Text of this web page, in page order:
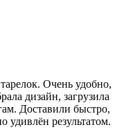
Очень удобно,
дизайн, загрузила
Доставили быстро,
удивлён результатом.